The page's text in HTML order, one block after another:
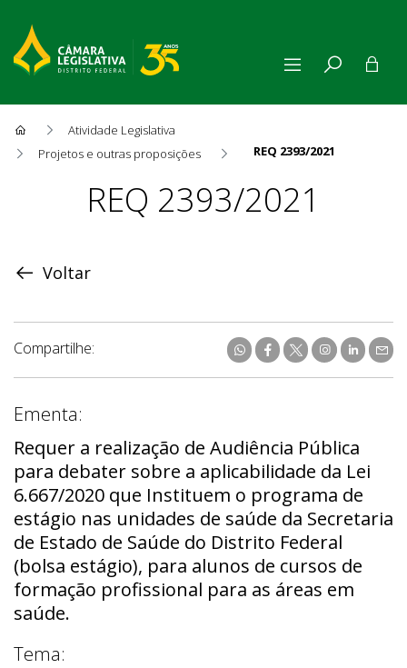
Atividade Legislativa
Projetos e outras proposições
REQ 2393/2021
ProposiçãoREQ 2393/2021
Voltar
Compartilhe:
Ementa:
Requer a realização de Audiência Pública
para debater sobre a aplicabilidade da Lei
6.667/2020 que Instituem o programa de
estágio nas unidades de saúde da Secretaria
de Estado de Saúde do Distrito Federal
(bolsa estágio), para alunos de cursos de
formação profissional para as áreas em
saúde.
Tema: